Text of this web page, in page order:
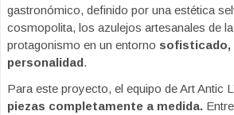
gastronómico, definido por una estética
cosmopolita, los azulejos artesanales de
protagonismo en un entorno sofisticado,
personalidad.
Para este proyecto, el equipo de Art Antic
piezas completamente a medida.